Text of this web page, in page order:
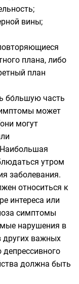
вины;
плана, либо
план
бо́льшую часть
может
могут
утром
заболевания.
относиться к
интереса или
симптомы
нарушения в
других важных
должна быть